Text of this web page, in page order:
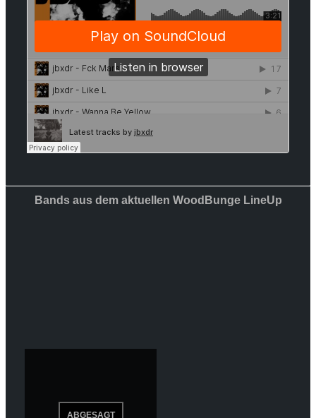
Bands aus dem aktuellen WoodBunge LineUp